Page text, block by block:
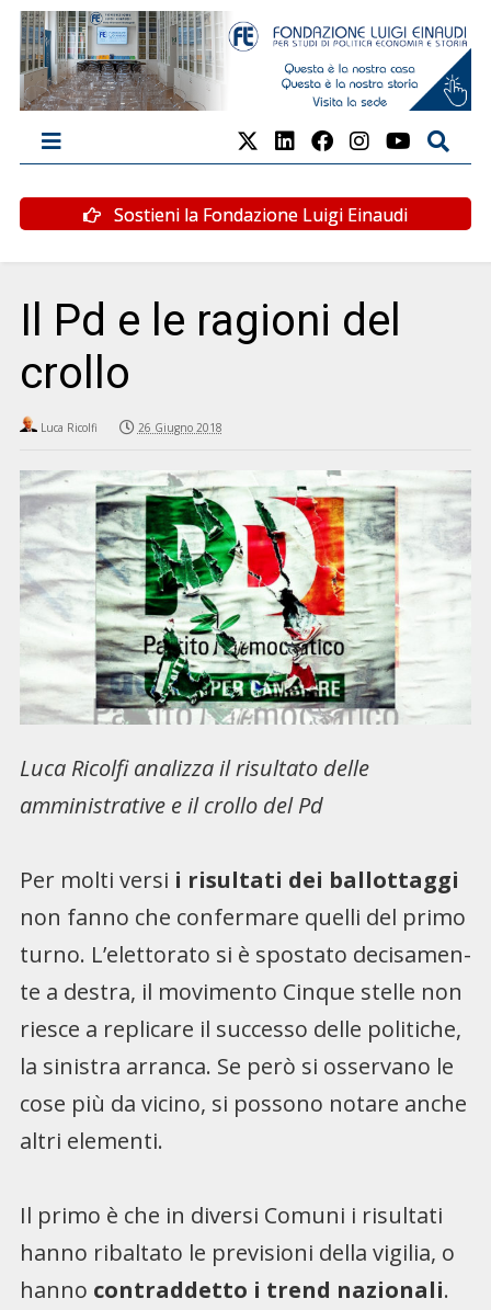
Sostieni la Fondazione Luigi Einaudi
Il Pd e le ragioni del
crollo
Luca Ricolfi 26 Giugno 2018
Luca Ricolfi analizza il risultato delle
amministrative e il crollo del Pd
Per molti versi i risultati dei ballottaggi
non fanno che confermare quelli del primo
turno. L’eletto­rato si è spostato decisamen­
te a destra, il movimento Cin­que stelle non
riesce a replica­re il successo delle politiche,
la sinistra arranca. Se però si osservano le
cose più da vici­no, si possono notare anche
altri elementi.
Il primo è che in diversi Co­muni i risultati
hanno ribalta­to le previsioni della vigilia, o
hanno contraddetto i trend nazionali.